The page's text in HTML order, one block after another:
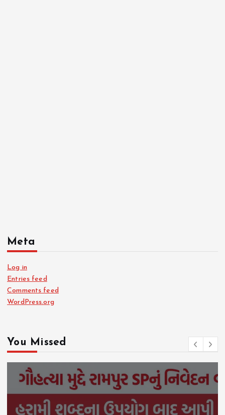
Meta
Log in
Entries feed
Comments feed
WordPress.org
You Missed